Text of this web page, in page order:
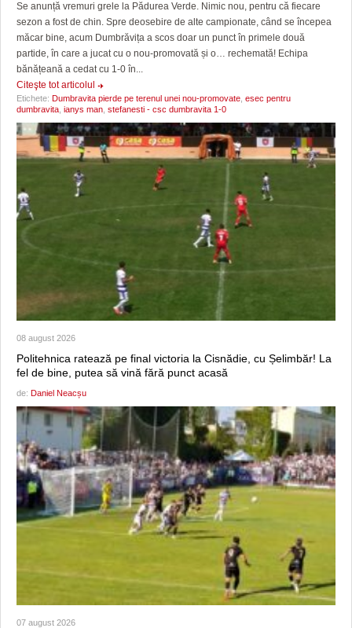
Se anunță vremuri grele la Pădurea Verde. Nimic nou, pentru că fiecare
sezon a fost de chin. Spre deosebire de alte campionate, când se începea
măcar bine, acum Dumbrăvița a scos doar un punct în primele două
partide, în care a jucat cu o nou-promovată și o… rechemată! Echipa
bănățeană a cedat cu 1-0 în...
Citeşte tot articolul
Etichete: Dumbravita pierde pe terenul unei nou-promovate, esec pentru
dumbravita, ianys man, stefanesti - csc dumbravita 1-0
08 august 2026
Politehnica ratează pe final victoria la Cisnădie, cu Șelimbăr! La
fel de bine, putea să vină fără punct acasă
de: Daniel Neacșu
07 august 2026